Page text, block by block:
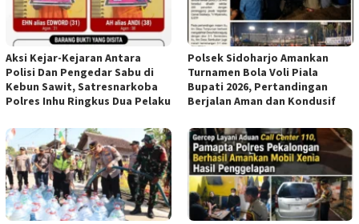
Aksi Kejar-Kejaran Antara
Polisi Dan Pengedar Sabu di
Kebun Sawit, Satresnarkoba
Polres Inhu Ringkus Dua Pelaku
Polsek Sidoharjo Amankan
Turnamen Bola Voli Piala
Bupati 2026, Pertandingan
Berjalan Aman dan Kondusif